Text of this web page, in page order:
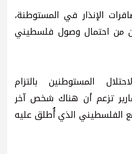
الإنذار في المستوطنة،
من احتمال وصول فلسطيني
المستوطنين بالتزام
تزعم أن هناك شخص آخر
الفلسطيني الذي أُطلق عليه